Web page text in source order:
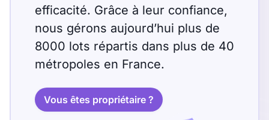
efficacité. Grâce à leur confiance,
nous gérons aujourd’hui plus de
8000 lots répartis dans plus de 40
métropoles en France.
Vous êtes propriétaire ?